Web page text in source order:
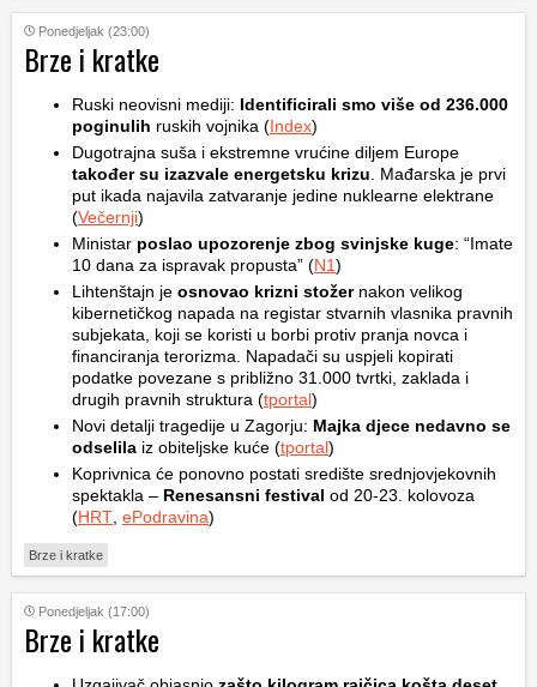
Ponedjeljak (23:00)
Brze i kratke
Ruski neovisni mediji: Identificirali smo više od 236.000
poginulih ruskih vojnika (Index)
Dugotrajna suša i ekstremne vrućine diljem Europe
također su izazvale energetsku krizu . Mađarska je prvi
put ikada najavila zatvaranje jedine nuklearne elektrane
(Večernji)
Ministar poslao upozorenje zbog svinjske kuge: “Imate
10 dana za ispravak propusta” (N1)
Lihtenštajn je osnovao krizni stožernakon velikog
kibernetičkog napada na registar stvarnih vlasnika pravnih
subjekata, koji se koristi u borbi protiv pranja novca i
financiranja terorizma. Napadači su uspjeli kopirati
podatke povezane s približno 31.000 tvrtki, zaklada i
drugih pravnih struktura (tportal)
Novi detalji tragedije u Zagorju: Majka djece nedavno se
odselila iz obiteljske kuće (tportal)
Koprivnica će ponovno postati središte srednjovjekovnih
spektakla – Renesansni festival od 20-23. kolovoza
(HRT ePodravina)
Brze i kratke
Ponedjeljak (17:00)
Brze i kratke